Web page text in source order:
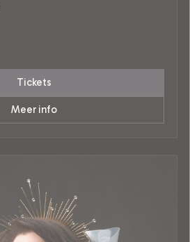
Tickets
Meer info